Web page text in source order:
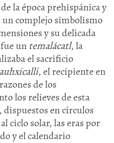
la época prehispánica y
un complejo simbolismo
y su delicada
un temalácatl, la
el sacrificio
, el recipiente en
de los
los relieves de esta
en círculos
ciclo solar, las eras por
y el calendario